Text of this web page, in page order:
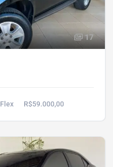
17
Flex R$59.000,00